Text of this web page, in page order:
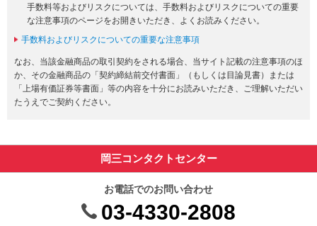
手数料等およびリスクについては、手数料およびリスクについての重要
な注意事項のページをお開きいただき、よくお読みください。
手数料およびリスクについての重要な注意事項
なお、当該金融商品の取引契約をされる場合、当サイト記載の注意事項のほ
か、その金融商品の「契約締結前交付書面」（もしくは目論見書）または
「上場有価証券等書面」等の内容を十分にお読みいただき、ご理解いただい
たうえでご契約ください。
岡三コンタクトセンター
お電話でのお問い合わせ
03-4330-2808